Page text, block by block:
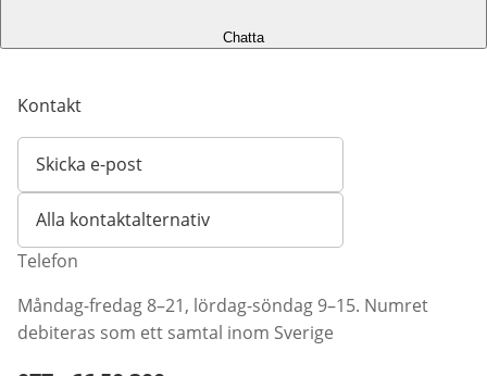
Chatta
Kontakt
Skicka e-post
Öppnar e-postklient
Alla kontaktalternativ
Telefon
Måndag-fredag 8–21, lördag-söndag 9–15. Numret
debiteras som ett samtal inom Sverige